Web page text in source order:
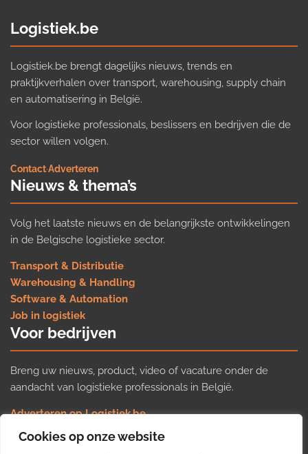
Cookies op onze website
Logistiek.be
Logistiek.be brengt dagelijks nieuws, trends en
praktijkverhalen over transport, warehousing, supply chain
en automatisering in België.
Voor logistieke professionals, beslissers en bedrijven die de
sector willen volgen.
Contact·Adverteren
Nieuws & thema’s
Volg het laatste nieuws en de belangrijkste ontwikkelingen
in de Belgische logistieke sector.
Transport & Distributie
Warehousing & Handling
Software & Automation
Job in logistiek
Voor bedrijven
Breng uw nieuws, product, video of vacature onder de
aandacht van logistieke professionals in België.
Adverteren op Logistiek.be
Nieuws insturen
Uw video op Logistiek.TV